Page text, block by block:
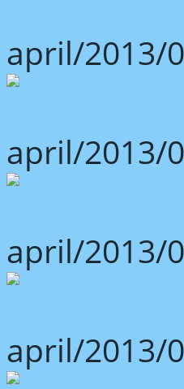
april/2013/
april/2013/
april/2013/
april/2013/